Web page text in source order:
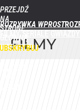
PRZEJDŹ
NA
STRONĘ
GŁÓWNĄ
WPROST.PL
ROZRYWKA WPROST
FILMY